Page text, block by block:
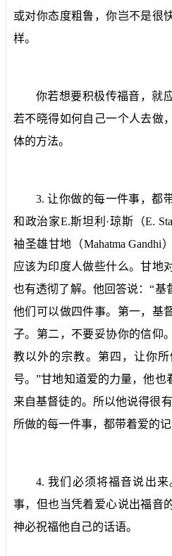
或对你态度粗鲁，你岂不是很
样。
你若想要积极传福音，就
若不晓得如何自己一个人去做
体的方法。
3.让你做的每一件事，都
和政治家E.斯坦利·琼斯（E.
袖圣雄甘地（Mahatma Gandhi
应该为印度人做些什么。甘地
也有透彻了解。他回答说：“基
他们可以做四件事。第一，基
子。第二，不要妥协你的信仰
教以外的宗教。第四，让你
号。”甘地知道爱的力量，他
来自基督徒的。所以他说得很
所做的每一件事，都带着爱的
4.我们必须将福音说出来
事，但也当凭着爱心说出福音
神必祝福他自己的话语。